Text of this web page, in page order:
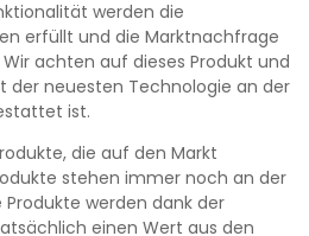
werden die
erfüllt und die Marktnachfrage
achten auf dieses Produkt und
der neuesten Technologie an der
ist.
die auf den Markt
stehen immer noch an der
Produkte werden dank der
einen Wert aus den